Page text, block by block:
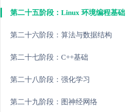
第二十五阶段：Linux 环境编程基础
第二十六阶段：算法与数据结构
第二十七阶段：C++基础
第二十八阶段：强化学习
第二十九阶段：图神经网络